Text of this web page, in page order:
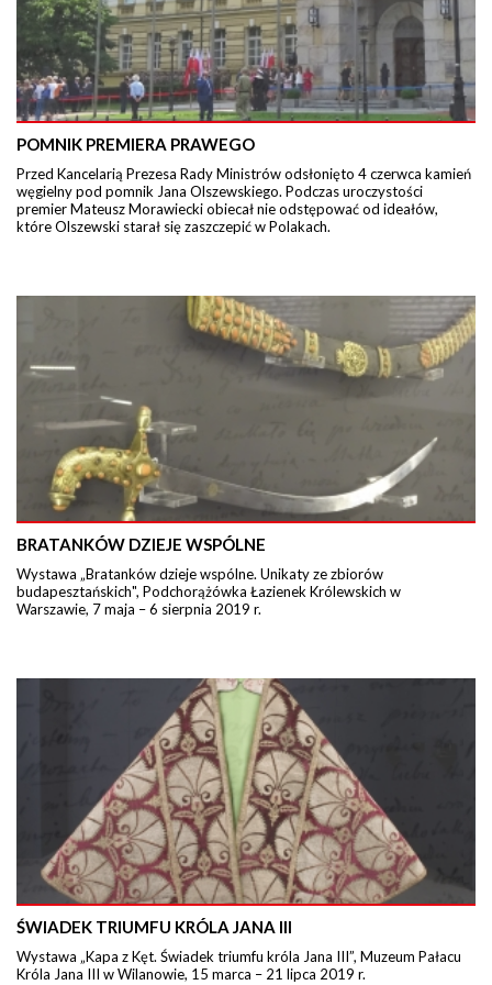
POMNIK PREMIERA PRAWEGO
Przed Kancelarią Prezesa Rady Ministrów odsłonięto 4 czerwca kamień
węgielny pod pomnik Jana Olszewskiego. Podczas uroczystości
premier Mateusz Morawiecki obiecał nie odstępować od ideałów,
które Olszewski starał się zaszczepić w Polakach.
BRATANKÓW DZIEJE WSPÓLNE
Wystawa „Bratanków dzieje wspólne. Unikaty ze zbiorów
budapesztańskich", Podchorążówka Łazienek Królewskich w
Warszawie, 7 maja – 6 sierpnia 2019 r.
ŚWIADEK TRIUMFU KRÓLA JANA III
Wystawa „Kapa z Kęt. Świadek triumfu króla Jana III”, Muzeum Pałacu
Króla Jana III w Wilanowie, 15 marca – 21 lipca 2019 r.